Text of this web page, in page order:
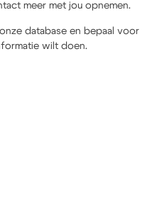
meer met jou opnemen.
database en bepaal voor
wilt doen.